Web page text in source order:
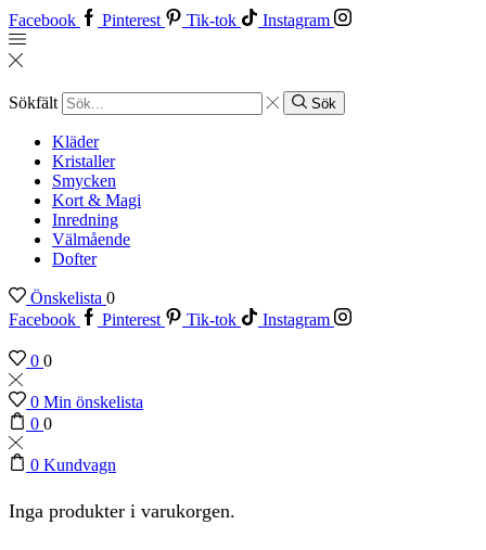
Facebook Pinterest Tik-tok Instagram
Sökfält Sök
Kläder
Kristaller
Smycken
Kort & Magi
Inredning
Välmående
Dofter
Önskelista 0
Facebook
Pinterest Tik-tok Instagram
0 0
0 Min önskelista
0 0
0 Kundvagn
Inga produkter i varukorgen.